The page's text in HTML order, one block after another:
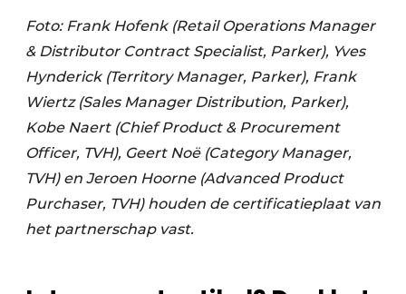
Foto: Frank Hofenk (Retail Operations Manager
& Distributor Contract Specialist, Parker), Yves
Hynderick (Territory Manager, Parker), Frank
Wiertz (Sales Manager Distribution, Parker),
Kobe Naert (Chief Product & Procurement
Officer, TVH), Geert Noë (Category Manager,
TVH) en Jeroen Hoorne (Advanced Product
Purchaser, TVH) houden de certificatieplaat van
het partnerschap vast.